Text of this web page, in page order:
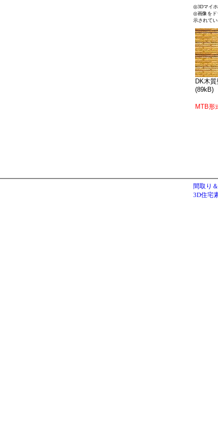
◎3Dマイホ
◎画像をド
示されて
DK木
(89kB)
MTB形
間取り
3D住宅